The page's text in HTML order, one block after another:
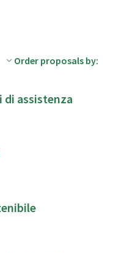
Order proposals by:
di assistenza